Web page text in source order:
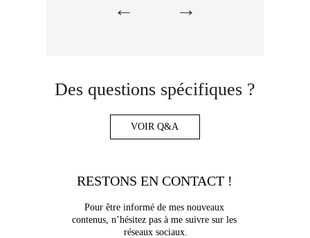
Des questions spécifiques ?
VOIR Q&A
RESTONS EN CONTACT !
Pour être informé de mes nouveaux
contenus, n’hésitez pas à me suivre sur les
réseaux sociaux.